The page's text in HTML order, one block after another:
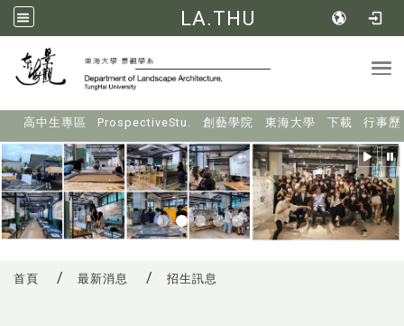
LA.THU
高中生專區 ProspectiveStu. 創藝學院 東海大學 下載 行事歷
首頁 最新消息 招生訊息